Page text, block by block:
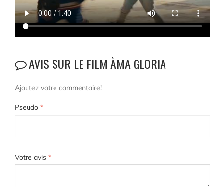
AVIS SUR LE FILM ÀMA GLORIA
Ajoutez votre commentaire!
Pseudo *
Votre avis *